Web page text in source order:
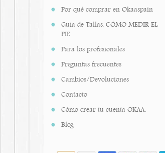
Por qué comprar en Okaaspain
Guía de Tallas. CÓMO MEDIR EL
PIE
Para los profesionales
Preguntas frecuentes
Cambios/Devoluciones
Contacto
Cómo crear tu cuenta OKAA.
Blog